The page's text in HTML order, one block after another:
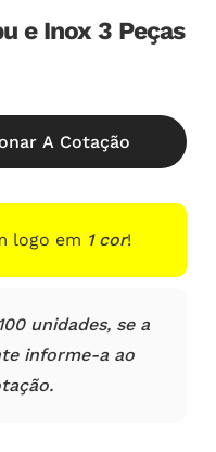
e Inox 3 Peças
A Cotação
logo em 1 cor!
unidades, se a
informe-a ao